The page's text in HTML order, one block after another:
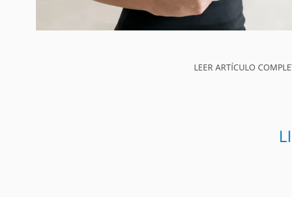
LEER ARTÍCULO